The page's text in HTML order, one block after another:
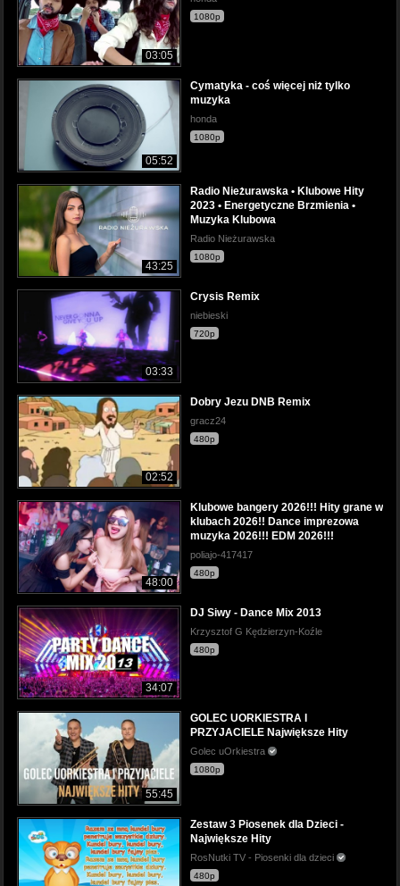
03:05
1080p
05:52
Cymatyka - coś więcej niż tylko
muzyka
honda
1080p
43:25
Radio Nieżurawska • Klubowe Hity
2023 • Energetyczne Brzmienia •
Muzyka Klubowa
Radio Nieżurawska
1080p
03:33
Crysis Remix
niebieski
720p
02:52
Dobry Jezu DNB Remix
gracz24
480p
48:00
Klubowe bangery 2026!!! Hity grane w
klubach 2026!! Dance imprezowa
muzyka 2026!!! EDM 2026!!!
poliajo-417417
480p
34:07
DJ Siwy - Dance Mix 2013
Krzysztof G Kędzierzyn-Koźle
480p
55:45
GOLEC UORKIESTRA I
PRZYJACIELE Największe Hity
Golec uOrkiestra
1080p
Zestaw 3 Piosenek dla Dzieci -
Największe Hity
RosNutki TV - Piosenki dla dzieci
480p